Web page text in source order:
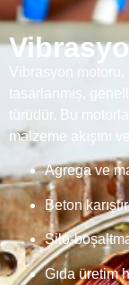
Vibrasyon motoru,
tasarlanmış,
türüdür. Bu
malzeme akışını
Agrega ve
Beton
Silo-
Gıda üretim